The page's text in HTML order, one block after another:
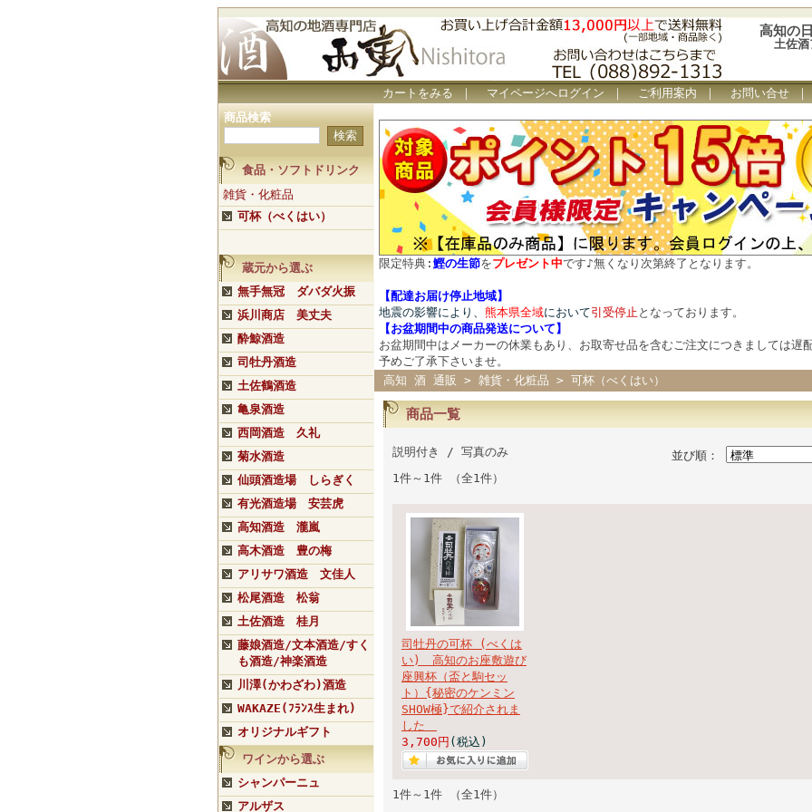
高知の
土佐
カートをみる ｜ マイページへログイン ｜ ご利用案内 ｜ お問い合せ
商品検索
食品・ソフトドリンク
雑貨・化粧品
可杯（べくはい）
蔵元から選ぶ
無手無冠 ダバダ火振
浜川商店 美丈夫
酔鯨酒造
司牡丹酒造
土佐鶴酒造
亀泉酒造
西岡酒造 久礼
菊水酒造
仙頭酒造場 しらぎく
有光酒造場 安芸虎
高知酒造 瀧嵐
高木酒造 豊の梅
アリサワ酒造 文佳人
松尾酒造 松翁
土佐酒造 桂月
藤娘酒造/文本酒造/すく
も酒造/神楽酒造
川澤(かわざわ)酒造
WAKAZE(ﾌﾗﾝｽ生まれ)
オリジナルギフト
ワインから選ぶ
シャンパーニュ
アルザス
限定特典: 鰹の生節をプレゼント中です♪無くなり次第終了となります。
【配達お届け停止地域】
地震の影響により、 熊本県全域において引受停止 となっております。
【お盆期間中の商品発送について 】
お盆期間中はメーカーの休業もあり、お取寄せ品を含むご注文につきましては遅
予めご了承下さいませ。
高知 酒 通販
> 雑貨・化粧品 > 可杯（べくはい）
商品一覧
並び順：
説明付き
/ 写真のみ
1件～1件 （全1件）
司牡丹の可杯 (べくは
い) 高知のお座敷遊び
座興杯（盃と駒セッ
ト）{秘密のケンミン
SHOW極}で紹介されま
した
3,700円 (税込)
1件～1件 （全1件）